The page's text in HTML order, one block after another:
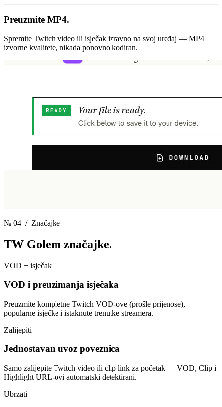
Preuzmite MP4.
Spremite Twitch video ili isječak izravno na svoj uređaj — MP4
izvorne kvalitete, nikada ponovno kodiran.
№ 04 / Značajke
TW Golem značajke.
VOD + isječak
VOD i preuzimanja isječaka
Preuzmite kompletne Twitch VOD-ove (prošle prijenose),
popularne isječke i istaknute trenutke streamera.
Zalijepiti
Jednostavan uvoz poveznica
Samo zalijepite Twitch video ili clip link za početak — VOD, Clip i
Highlight URL-ovi automatski detektirani.
Ubrzati